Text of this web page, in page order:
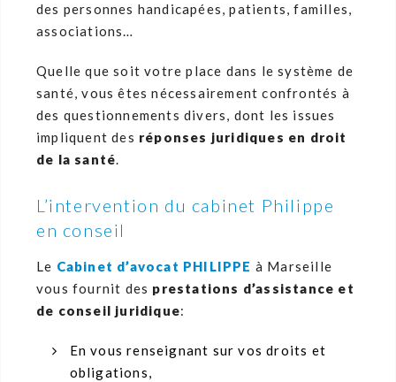
des personnes handicapées, patients, familles,
associations…
Quelle que soit votre place dans le système de
santé, vous êtes nécessairement confrontés à
des questionnements divers, dont les issues
impliquent des réponses juridiques en droit
de la santé.
L’intervention du cabinet Philippe
en conseil
Le Cabinet d’avocat PHILIPPE à Marseille
vous fournit des prestations d’assistance et
de conseil juridique:
En vous renseignant sur vos droits et
obligations,